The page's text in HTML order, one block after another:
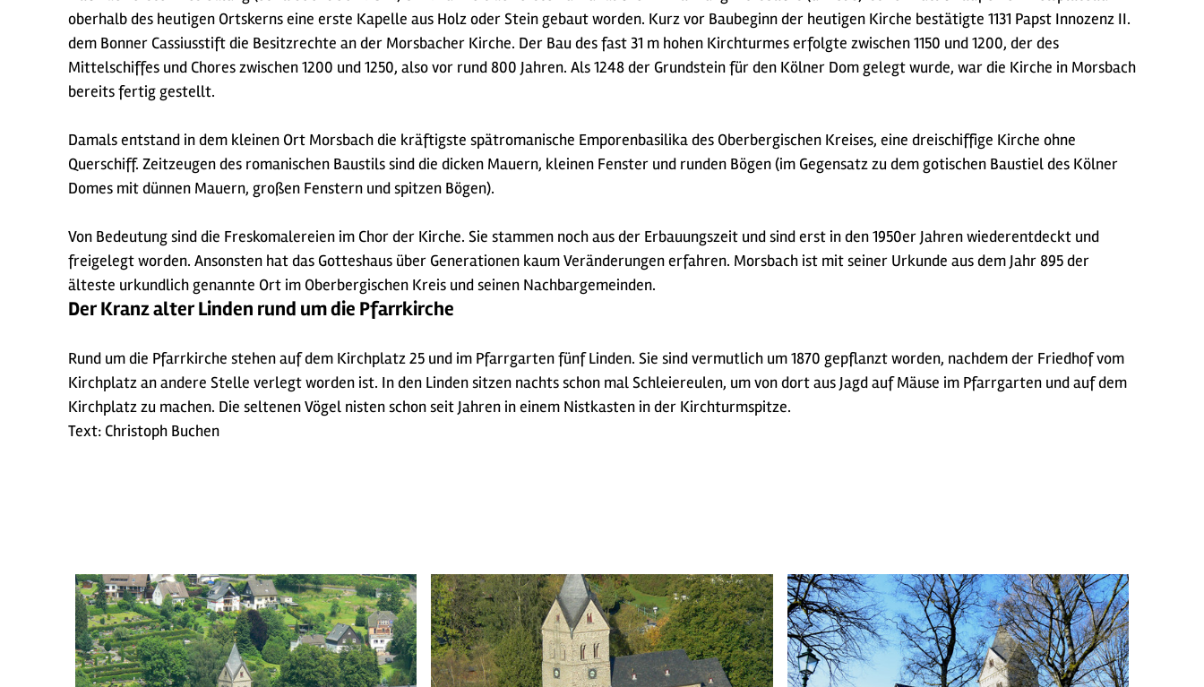
oberhalb des heutigen Ortskerns eine erste Kapelle aus Holz oder Stein gebaut worden. Kurz vor Baubeginn der heutigen Kirche bestätigte 1131 Papst Innozenz II.
dem Bonner Cassiusstift die Besitzrechte an der Morsbacher Kirche. Der Bau des fast 31 m hohen Kirchturmes erfolgte zwischen 1150 und 1200, der des
Mittelschiffes und Chores zwischen 1200 und 1250, also vor rund 800 Jahren. Als 1248 der Grundstein für den Kölner Dom gelegt wurde, war die Kirche in Morsbach
bereits fertig gestellt.
Damals entstand in dem kleinen Ort Morsbach die kräftigste spätromanische Emporenbasilika des Oberbergischen Kreises, eine dreischiffige Kirche ohne
Querschiff. Zeitzeugen des romanischen Baustils sind die dicken Mauern, kleinen Fenster und runden Bögen (im Gegensatz zu dem gotischen Baustiel des Kölner
Domes mit dünnen Mauern, großen Fenstern und spitzen Bögen).
Von Bedeutung sind die Freskomalereien im Chor der Kirche. Sie stammen noch aus der Erbauungszeit und sind erst in den 1950er Jahren wiederentdeckt und
freigelegt worden. Ansonsten hat das Gotteshaus über Generationen kaum Veränderungen erfahren. Morsbach ist mit seiner Urkunde aus dem Jahr 895 der
älteste urkundlich genannte Ort im Oberbergischen Kreis und seinen Nachbargemeinden.
Der Kranz alter Linden rund um die Pfarrkirche
Rund um die Pfarrkirche stehen auf dem Kirchplatz 25 und im Pfarrgarten fünf Linden. Sie sind vermutlich um 1870 gepflanzt worden, nachdem der Friedhof vom
Kirchplatz an andere Stelle verlegt worden ist. In den Linden sitzen nachts schon mal Schleiereulen, um von dort aus Jagd auf Mäuse im Pfarrgarten und auf dem
Kirchplatz zu machen. Die seltenen Vögel nisten schon seit Jahren in einem Nistkasten in der Kirchturmspitze.
Text: Christoph Buchen